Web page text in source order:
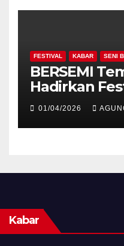
FESTIVAL KABAR SENI
BERSEMI
Hadirkan
01/04/2026
Kabar